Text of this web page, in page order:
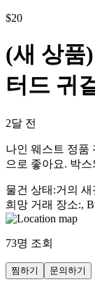
$20
(새 상품
터드 귀
2달 전
나인 웨스트 정품
으로 좋아요. 박
물건 상태 :거의 새
희망 거래 장소:,
73명 조회
찜하기 문의하기